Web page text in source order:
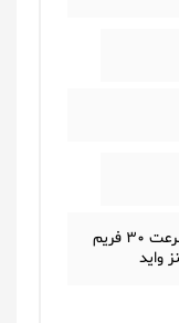
رزولوشن (1080 × 1920) Full HD با سرعت 30 فریم